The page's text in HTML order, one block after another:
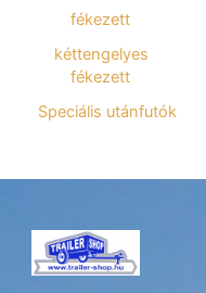
fékezett
kéttengelyes
fékezett
Speciális utánfutók